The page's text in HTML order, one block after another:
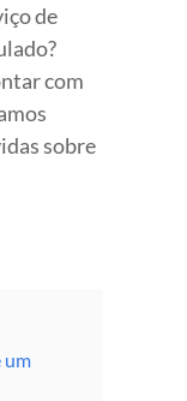
de
com
sobre
um